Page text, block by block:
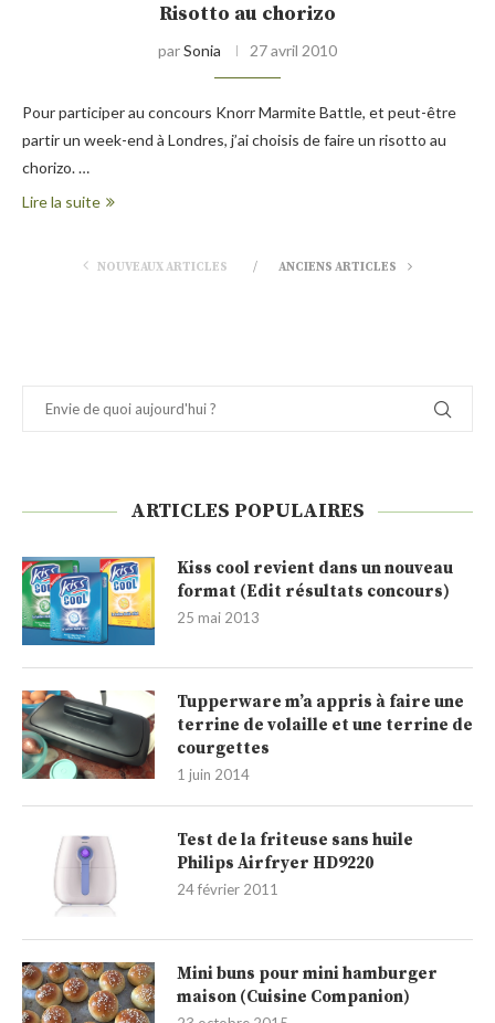
Risotto au chorizo
parSonia 27 avril 2010
Pour participer au concours Knorr Marmite Battle, et peut-être
partir un week-end à Londres, j’ai choisis de faire un risotto au
chorizo. …
Lire la suite
NOUVEAUX ARTICLES ANCIENS ARTICLES
ARTICLES POPULAIRES
Kiss cool revient dans un nouveau
format (Edit résultats concours)
25 mai 2013
Tupperware m’a appris à faire une
terrine de volaille et une terrine de
courgettes
1 juin 2014
Test de la friteuse sans huile
Philips Airfryer HD9220
24 février 2011
Mini buns pour mini hamburger
maison (Cuisine Companion)